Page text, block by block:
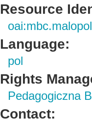
Resource
Language:
pol
Rights
Pedagogiczna
Contact: